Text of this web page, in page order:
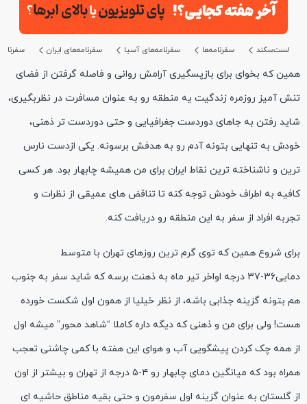
لست‌سکند سفرنامه‌ها سفرنامه‌های آسیا سفرنامه‌های ایران
همین که بخوای برای بازپسگیری آرامش روانی و فاصله گرفتن از فضای
تنش آمیز روزمره زندگیت یه منطقه رو به عنوان مسافرت در نظربگیری،
شاید رفتن به جاهای دوردست جغرافیایی و حتی دوردست تر ذهنی،
خودش به تنهایی بتونه آدم رو به هدفش برسونه. یکی ازدست نارس
ترین و ناشناخته ترین نقاط ایران برای من همیشه چابهار بود. هر کسی
کافیه به اطراف خودش توجه کنه تا تناقض های عمیقی از نظرات و
تجربه افراد از سفر به این منطقه رو دریافت کنه.
برای شروع همین که توی گرم ترین روزهای تهران با متوسط
دمایی۳۶-۳۷ درجه اواخر تیر ماه به ذهنت برسه که شاید سفر به جنوب
هم بتونه گزینه جذابی باشه، از نظر خیلیا از همون اول شکست خورده
هست! ولی برای من و ذهنی که دیگه داره کاملا “شاهد محور” میشه اول
از همه چک کردن پیشگویی آب و هوای این هفته با کمی چاشنی تعجب
همراه بود که میانگین دمای چابهار رو ۴-۵ درجه از تهران و بیشتر از اون
از گلستان به عنوان گزینه اول سفرمون و حتی بقیه مناطق حاشیه ای